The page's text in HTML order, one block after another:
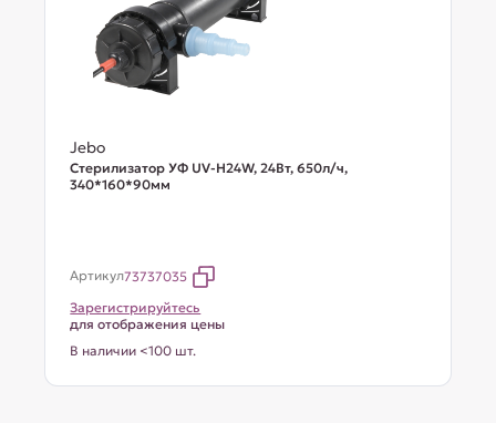
Jebo
Стерилизатор УФ UV-H24W, 24Вт, 650л/ч,
340*160*90мм
Артикул73737035
Зарегистрируйтесь
для отображения цены
В наличии <100 шт.